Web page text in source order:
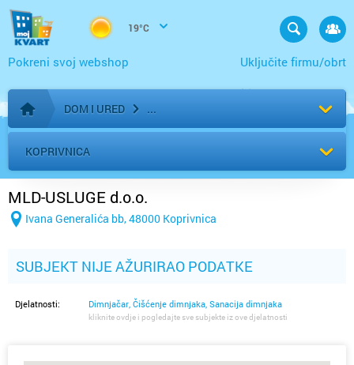
19°C
Uključite firmu/obrt
Pokreni svoj webshop
Početna stranica
DOM I URED
KOPRIVNICA
MLD-USLUGE d.o.o.
Ivana Generalića bb, 48000 Koprivnica
SUBJEKT NIJE AŽURIRAO PODATKE
Djelatnosti: Dimnjačar, Čišćenje dimnjaka, Sanacija dimnjaka
kliknite ovdje i pogledajte sve subjekte iz ove djelatnosti